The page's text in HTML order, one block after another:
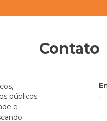
Contato
públicos.
e